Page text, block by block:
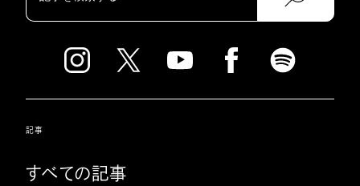
記事
すべての記事